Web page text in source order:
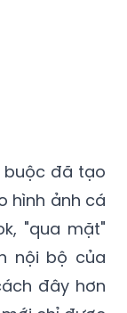
đã tạo
"qua mặt"
nội bộ của
đây hơn
chỉ được
trình điều